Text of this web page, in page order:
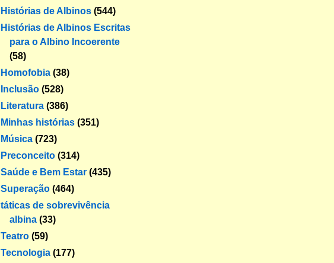
Histórias de Albinos (544)
Histórias de Albinos Escritas
para o Albino Incoerente
(58)
Homofobia (38)
Inclusão (528)
Literatura (386)
Minhas histórias (351)
Música (723)
Preconceito (314)
Saúde e Bem Estar (435)
Superação (464)
táticas de sobrevivência
albina (33)
Teatro (59)
Tecnologia (177)